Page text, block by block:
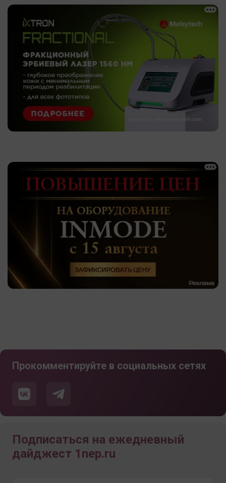
Прокомментируйте в социальных сетях
Подписаться на ежедневный
дайджест 1nep.ru